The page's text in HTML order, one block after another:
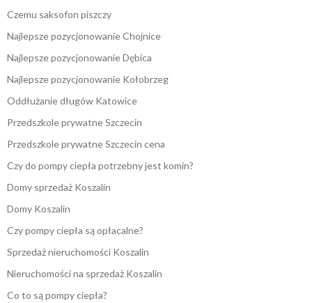
Czemu saksofon piszczy
Najlepsze pozycjonowanie Chojnice
Najlepsze pozycjonowanie Dębica
Najlepsze pozycjonowanie Kołobrzeg
Oddłużanie długów Katowice
Przedszkole prywatne Szczecin
Przedszkole prywatne Szczecin cena
Czy do pompy ciepła potrzebny jest komin?
Domy sprzedaż Koszalin
Domy Koszalin
Czy pompy ciepła są opłacalne?
Sprzedaż nieruchomości Koszalin
Nieruchomości na sprzedaż Koszalin
Co to są pompy ciepła?